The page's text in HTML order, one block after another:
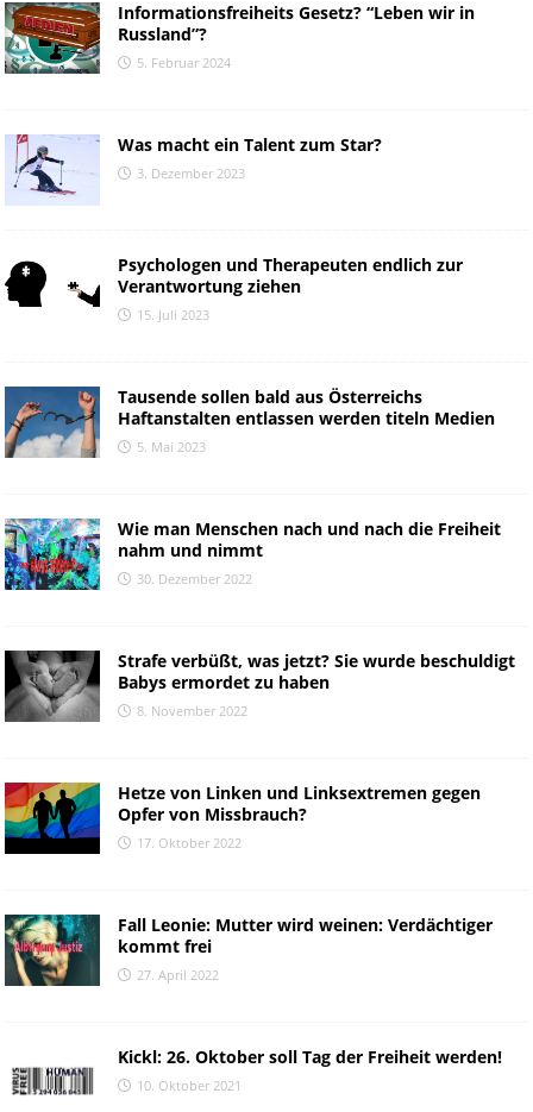
Informationsfreiheits Gesetz? “Leben wir in
Russland”?
5. Februar 2024
Was macht ein Talent zum Star?
3. Dezember 2023
Psychologen und Therapeuten endlich zur
Verantwortung ziehen
15. Juli 2023
Tausende sollen bald aus Österreichs
Haftanstalten entlassen werden titeln Medien
5. Mai 2023
Wie man Menschen nach und nach die Freiheit
nahm und nimmt
30. Dezember 2022
Strafe verbüßt, was jetzt? Sie wurde beschuldigt
Babys ermordet zu haben
8. November 2022
Hetze von Linken und Linksextremen gegen
Opfer von Missbrauch?
17. Oktober 2022
Fall Leonie: Mutter wird weinen: Verdächtiger
kommt frei
27. April 2022
Kickl: 26. Oktober soll Tag der Freiheit werden!
10. Oktober 2021